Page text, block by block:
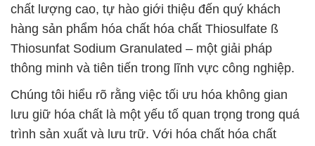
chất lượng cao, tự hào giới thiệu đến quý khách
hàng sản phẩm hóa chất hóa chất Thiosulfate ß
Thiosunfat Sodium Granulated – một giải pháp
thông minh và tiên tiến trong lĩnh vực công nghiệp.
Chúng tôi hiểu rõ rằng việc tối ưu hóa không gian
lưu giữ hóa chất là một yếu tố quan trọng trong quá
trình sản xuất và lưu trữ. Với hóa chất hóa chất